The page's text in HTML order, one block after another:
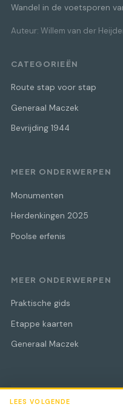
Wandel in de voetsporen
Auteur: Willem van der
CATEGORIEËN
Route stap voor stap
Generaal Maczek
Bevrijding 1944
MEER ONDERWERPEN
Monumenten
Herdenkingen 2025
Poolse erfenis
MEER ONDERWERPEN
Praktische gids
Etappe kaarten
Generaal Maczek
© 2026 Maczek Bevrijdingstocht
LEES VOLGENDE